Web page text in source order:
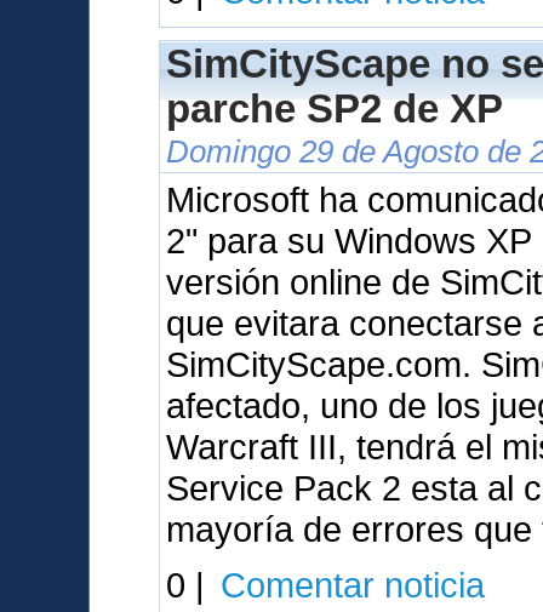
SimCityScape no
parche SP2 de XP
Domingo 29 de Agosto de
Microsoft ha
2" para su Windows
versión online de
que evitara conectarse
SimCityScape.com.
afectado, uno de los
Warcraft III, tendrá el
Service Pack 2 esta al
mayoría de errores que
0 | Comentar noticia